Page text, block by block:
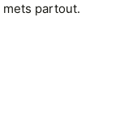
partout.